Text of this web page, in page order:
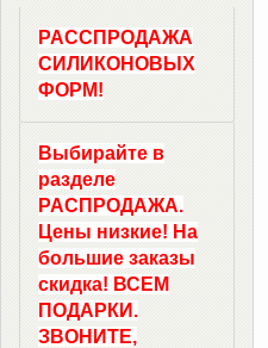
РАССПРОДАЖА
СИЛИКОНОВЫХ
ФОРМ!
Выбирайте в
разделе
РАСПРОДАЖА.
Цены низкие! На
большие заказы
скидка! ВСЕМ
ПОДАРКИ.
ЗВОНИТЕ,